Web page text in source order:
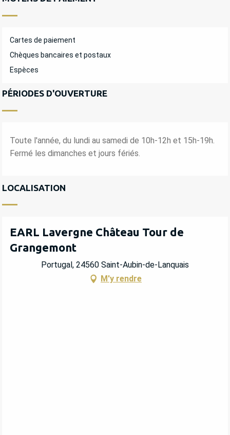
Cartes de paiement
Chèques bancaires et postaux
Espèces
PÉRIODES D'OUVERTURE
Toute l'année, du lundi au samedi de 10h-12h et 15h-19h.
Fermé les dimanches et jours fériés.
LOCALISATION
EARL Lavergne Château Tour de
Grangemont
Portugal, 24560 Saint-Aubin-de-Lanquais
M'y rendre